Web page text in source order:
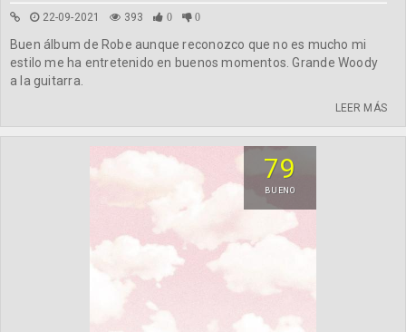
22-09-2021 393 0 0
Buen álbum de Robe aunque reconozco que no es mucho mi
estilo me ha entretenido en buenos momentos. Grande Woody
a la guitarra.
LEER MÁS
79
BUENO